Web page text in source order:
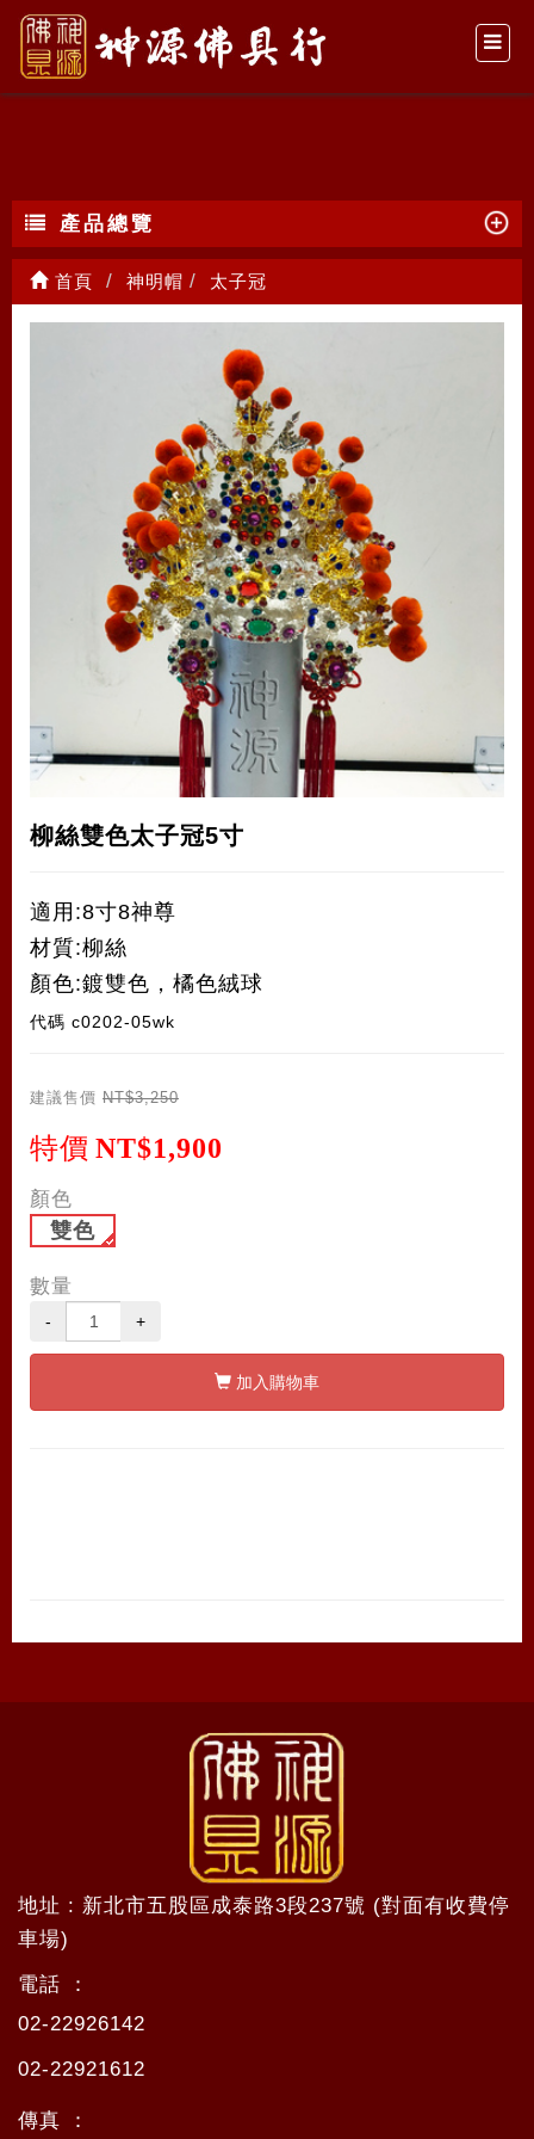
太子冠
產品總覽
首頁 神明帽 太子冠
柳絲雙色太子冠5寸
適用:8寸8神尊
材質:柳絲
顏色:鍍雙色，橘色絨球
代碼 c0202-05wk
建議售價 NT$3,250
特價 NT$1,900
顏色
雙色
數量
- +
加入購物車
地址 : 新北市五股區成泰路3段237號 (對面有收費停
車場)
電話 ：
02-22926142
02-22921612
傳真 ：